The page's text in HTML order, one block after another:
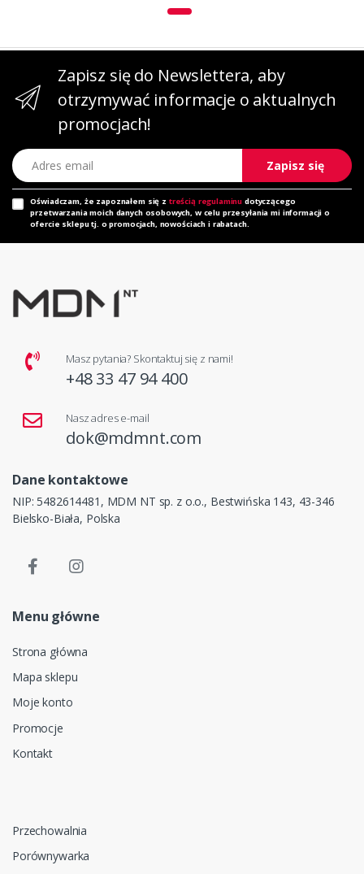
Zapisz się do Newslettera, aby
otrzymywać informacje o aktualnych
promocjach!
Adres email
Zapisz się
Oświadczam, że zapoznałem się z treścią regulaminu dotyczącego
przetwarzania moich danych osobowych, w celu przesyłania mi informacji o
ofercie sklepu tj. o promocjach, nowościach i rabatach.
Masz pytania? Skontaktuj się z nami!
+48 33 47 94 400
Nasz adres e-mail
dok@mdmnt.com
Dane kontaktowe
NIP: 5482614481, MDM NT sp. z o.o., Bestwińska 143, 43-346
Bielsko-Biała, Polska
Menu główne
Strona główna
Mapa sklepu
Moje konto
Promocje
Kontakt
Przechowalnia
Porównywarka